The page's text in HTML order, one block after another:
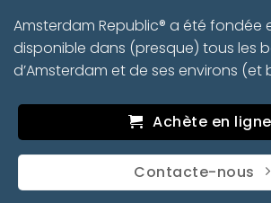
Amsterdam Republic® a été fondée
disponible dans (presque) tous les
d’Amsterdam et de ses environs
Achète en ligne
Contacte-nous